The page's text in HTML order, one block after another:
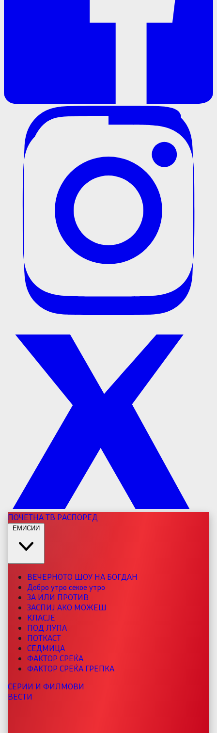
ПОЧЕТНАТВ РАСПОРЕД
ЕМИСИИ
ВЕЧЕРНОТО ШОУ НА БОГДАН
Добро утро секое утро
ЗА ИЛИ ПРОТИВ
ЗАСПИЈ АКО МОЖЕШ
КЛАСЈЕ
ПОД ЛУПА
ПОТКАСТ
СЕДМИЦА
ФАКТОР СРЕЌА
ФАКТОР СРЕЌА ГРЕПКА
СЕРИИ И ФИЛМОВИ
ВЕСТИ